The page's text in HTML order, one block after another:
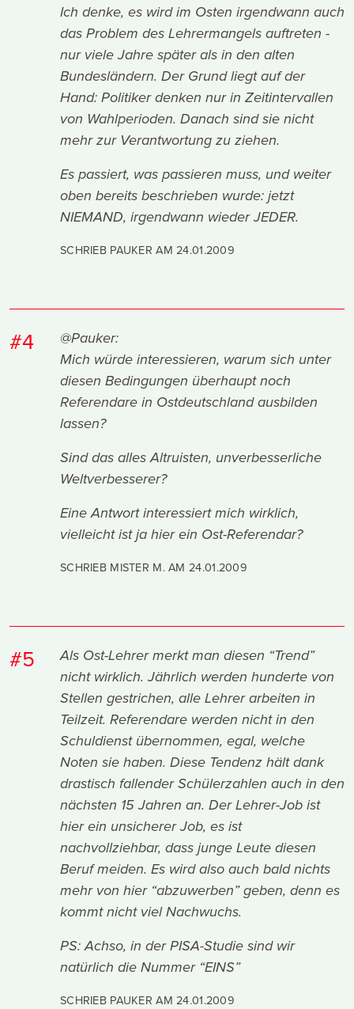
Ich denke, es wird im Osten irgendwann auch
das Problem des Lehrermangels auftreten -
nur viele Jahre später als in den alten
Bundesländern. Der Grund liegt auf der
Hand: Politiker denken nur in Zeitintervallen
von Wahlperioden. Danach sind sie nicht
mehr zur Verantwortung zu ziehen.
Es passiert, was passieren muss, und weiter
oben bereits beschrieben wurde: jetzt
NIEMAND, irgendwann wieder JEDER.
SCHRIEB PAUKER AM24.01.2009
#4
@Pauker:
Mich würde interessieren, warum sich unter
diesen Bedingungen überhaupt noch
Referendare in Ostdeutschland ausbilden
lassen?
Sind das alles Altruisten, unverbesserliche
Weltverbesserer?
Eine Antwort interessiert mich wirklich,
vielleicht ist ja hier ein Ost-Referendar?
SCHRIEB MISTER M. AM24.01.2009
#5
Als Ost-Lehrer merkt man diesen “Trend”
nicht wirklich. Jährlich werden hunderte von
Stellen gestrichen, alle Lehrer arbeiten in
Teilzeit. Referendare werden nicht in den
Schuldienst übernommen, egal, welche
Noten sie haben. Diese Tendenz hält dank
drastisch fallender Schülerzahlen auch in den
nächsten 15 Jahren an. Der Lehrer-Job ist
hier ein unsicherer Job, es ist
nachvollziehbar, dass junge Leute diesen
Beruf meiden. Es wird also auch bald nichts
mehr von hier “abzuwerben” geben, denn es
kommt nicht viel Nachwuchs.
PS: Achso, in der PISA-Studie sind wir
natürlich die Nummer “EINS”
SCHRIEB PAUKER AM24.01.2009